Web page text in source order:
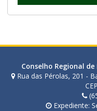
Conselho Regional
Rua das Pérolas, 201 -
Expediente: